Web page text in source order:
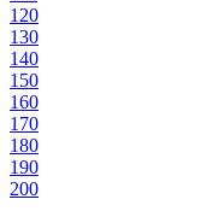
120
130
140
150
160
170
180
190
200